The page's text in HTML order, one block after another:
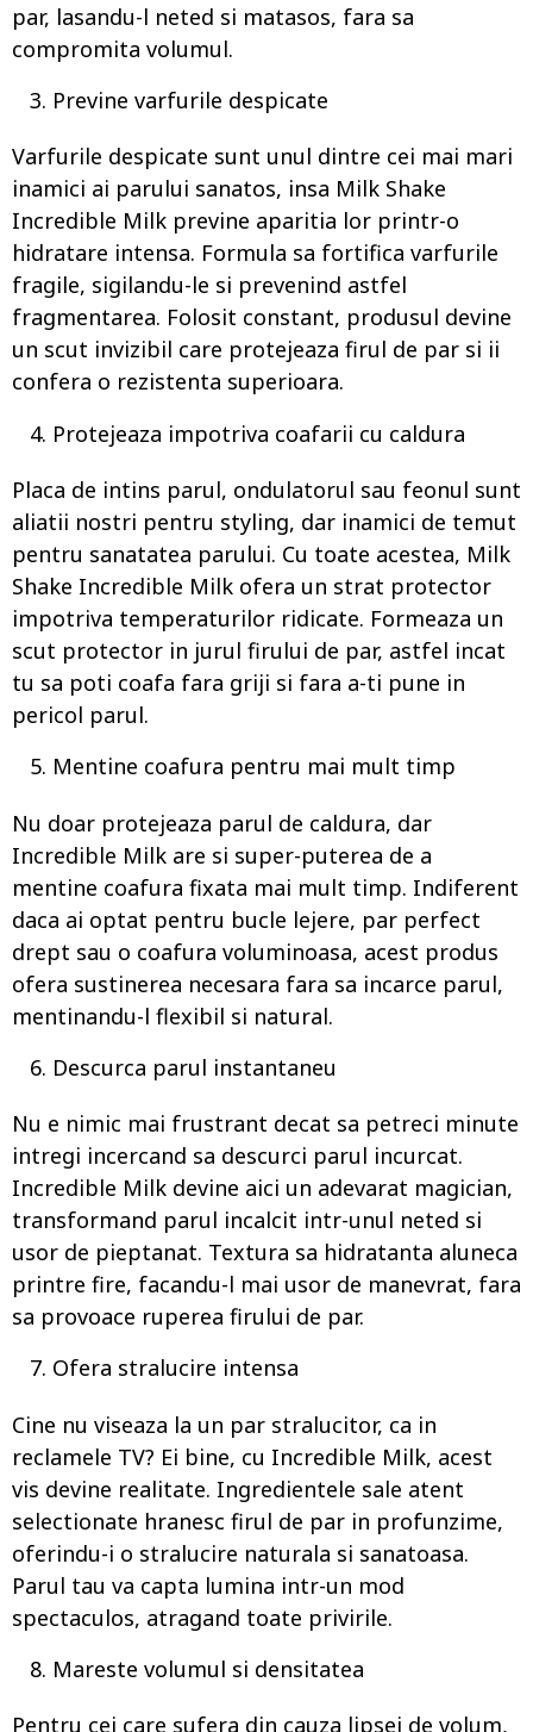
par, lasandu-l neted si matasos, fara sa
compromita volumul.
Previne varfurile despicate
Varfurile despicate sunt unul dintre cei mai mari
inamici ai parului sanatos, insa Milk Shake
Incredible Milk previne aparitia lor printr-o
hidratare intensa. Formula sa fortifica varfurile
fragile, sigilandu-le si prevenind astfel
fragmentarea. Folosit constant, produsul devine
un scut invizibil care protejeaza firul de par si ii
confera o rezistenta superioara.
Protejeaza impotriva coafarii cu caldura
Placa de intins parul, ondulatorul sau feonul sunt
aliatii nostri pentru styling, dar inamici de temut
pentru sanatatea parului. Cu toate acestea, Milk
Shake Incredible Milk ofera un strat protector
impotriva temperaturilor ridicate. Formeaza un
scut protector in jurul firului de par, astfel incat
tu sa poti coafa fara griji si fara a-ti pune in
pericol parul.
Mentine coafura pentru mai mult timp
Nu doar protejeaza parul de caldura, dar
Incredible Milk are si super-puterea de a
mentine coafura fixata mai mult timp. Indiferent
daca ai optat pentru bucle lejere, par perfect
drept sau o coafura voluminoasa, acest produs
ofera sustinerea necesara fara sa incarce parul,
mentinandu-l flexibil si natural.
Descurca parul instantaneu
Nu e nimic mai frustrant decat sa petreci minute
intregi incercand sa descurci parul incurcat.
Incredible Milk devine aici un adevarat magician,
transformand parul incalcit intr-unul neted si
usor de pieptanat. Textura sa hidratanta aluneca
printre fire, facandu-l mai usor de manevrat, fara
sa provoace ruperea firului de par.
Ofera stralucire intensa
Cine nu viseaza la un par stralucitor, ca in
reclamele TV? Ei bine, cu Incredible Milk, acest
vis devine realitate. Ingredientele sale atent
selectionate hranesc firul de par in profunzime,
oferindu-i o stralucire naturala si sanatoasa.
Parul tau va capta lumina intr-un mod
spectaculos, atragand toate privirile.
Mareste volumul si densitatea
Pentru cei care sufera din cauza lipsei de volum,